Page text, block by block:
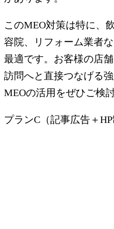
このMEO対策は特に、
容院、リフォーム業者
最適です。お客様の店
訪問へと直接つなげる
MEOの活用をぜひご検
プランC（記事広告＋HP